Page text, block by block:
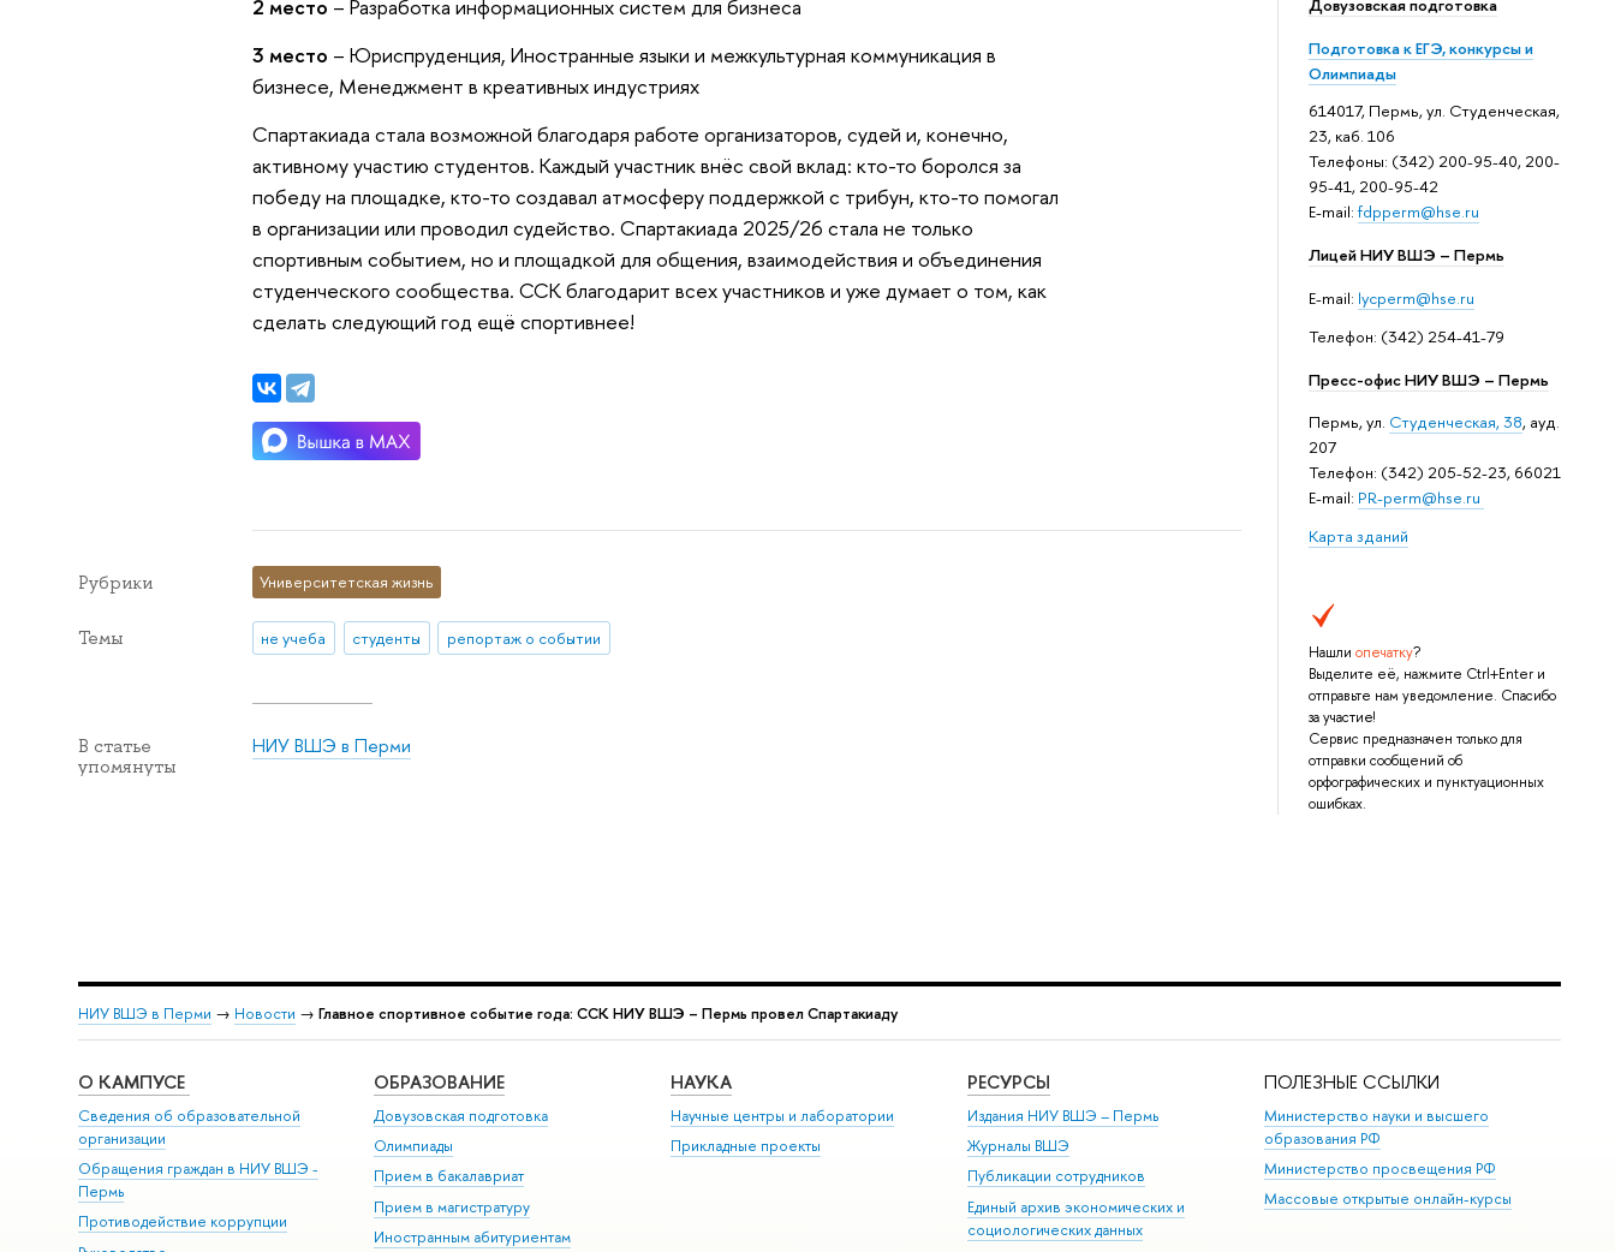
Довузовская подготовка
Подготовка к ЕГЭ, конкурсы и
Олимпиады
614017, Пермь, ул. Студенческая,
23, каб. 106
Телефоны: (342) 200-95-40, 200-
95-41, 200-95-42
E-mail: fdpperm@hse.ru
Лицей НИУ ВШЭ – Пермь
E-mail: lycperm@hse.ru
Телефон: (342) 254-41-79
Пресс-офис НИУ ВШЭ – Пермь
Пермь, ул. Студенческая, 38, ауд.
207
Телефон: (342) 205-52-23, 66021
E-mail: PR-perm@hse.ru
Карта зданий
Нашли опечатку?
Выделите её, нажмите Ctrl+Enter и
отправьте нам уведомление. Спасибо
за участие!
Сервис предназначен только для
отправки сообщений об
орфографических и пунктуационных
ошибках.
2 место – Разработка информационных систем для бизнеса
3 место – Юриспруденция, Иностранные языки и межкультурная коммуникация в
бизнесе, Менеджмент в креативных индустриях
Спартакиада стала возможной благодаря работе организаторов, судей и, конечно,
активному участию студентов. Каждый участник внёс свой вклад: кто-то боролся за
победу на площадке, кто-то создавал атмосферу поддержкой с трибун, кто-то помогал
в организации или проводил судейство. Спартакиада 2025/26 стала не только
спортивным событием, но и площадкой для общения, взаимодействия и объединения
студенческого сообщества. ССК благодарит всех участников и уже думает о том, как
сделать следующий год ещё спортивнее!
Рубрики Университетская жизнь
Темы не учеба студенты репортаж о событии
В статье
упомянуты
НИУ ВШЭ в Перми
НИУ ВШЭ в Перми → Новости → Главное спортивное событие года: ССК НИУ ВШЭ – Пермь провел Спартакиаду
О КАМПУСЕ
Сведения об образовательной
организации
Обращения граждан в НИУ ВШЭ -
Пермь
Противодействие коррупции
ОБРАЗОВАНИЕ
Довузовская подготовка
Олимпиады
Прием в бакалавриат
Прием в магистратуру
Иностранным абитуриентам
НАУКА
Научные центры и лаборатории
Прикладные проекты
РЕСУРСЫ
Издания НИУ ВШЭ ­– Пермь
Журналы ВШЭ
Публикации сотрудников
Единый архив экономических и
социологических данных
ПОЛЕЗНЫЕ ССЫЛКИ
Министерство науки и высшего
образования РФ
Министерство просвещения РФ
Массовые открытые онлайн-курсы